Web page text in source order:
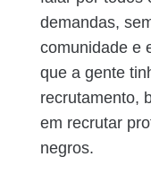
demandas,
comunidade e
que a gente
recrutamento,
em recrutar
negros.